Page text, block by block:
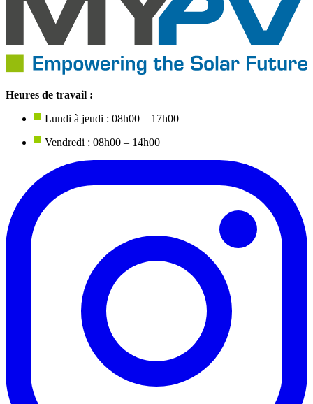
Heures de travail :
Lundi à jeudi : 08h00 – 17h00
Vendredi : 08h00 – 14h00